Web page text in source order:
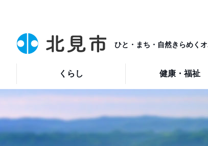
ひと・まち・自然きらめく
くらし 健康・福祉